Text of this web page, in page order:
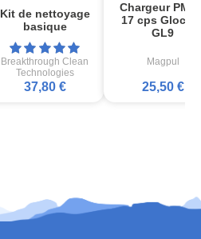
Kit de nettoyage
basique
Breakthrough Clean
Technologies
37,80 €
Chargeur
17 cps
GL9
Magpul
25,50 €